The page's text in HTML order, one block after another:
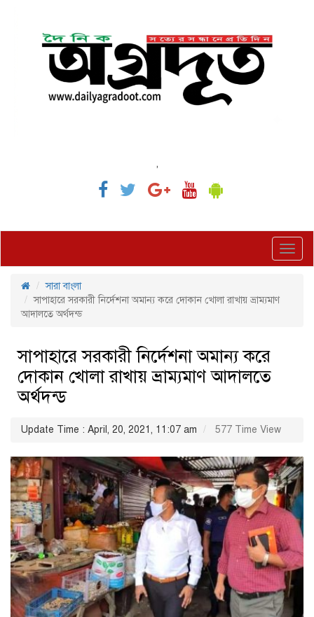
,
সারা বাংলা
সাপাহারে সরকারী নির্দেশনা অমান্য করে দোকান খোলা রাখায় ভ্রাম্যমাণ
আদালতে অর্থদন্ড
সাপাহারে সরকারী নির্দেশনা অমান্য করে
দোকান খোলা রাখায় ভ্রাম্যমাণ আদালতে
অর্থদন্ড
Update Time : April, 20, 2021, 11:07 am 577 Time View